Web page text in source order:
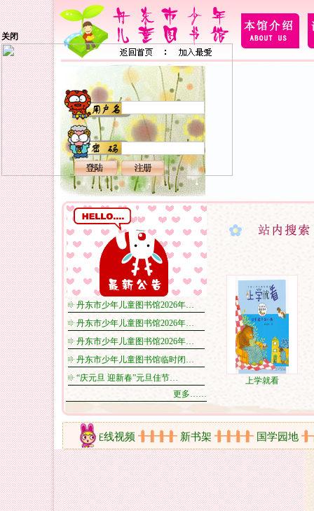
关闭
丹东市少年儿童图书馆2026年…
丹东市少年儿童图书馆2026年…
丹东市少年儿童图书馆2026年…
丹东市少年儿童图书馆临时闭…
“庆元旦 迎新春”元旦佳节…
更多……
上学就看
剪影 在线视频 新书架 国学园地